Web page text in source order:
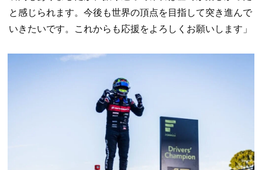
と感じられます。今後も世界の頂点を目指して突き進んで
いきたいです。これからも応援をよろしくお願いします」